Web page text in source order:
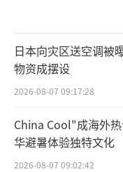
就不用再打
就能过上好日
当时我还不太
日本向灾区送空调被
物资成摆设
2026-08-07 09:17:28
China Cool"成海外
华避暑体验独特文化
2026-08-07 09:02:42